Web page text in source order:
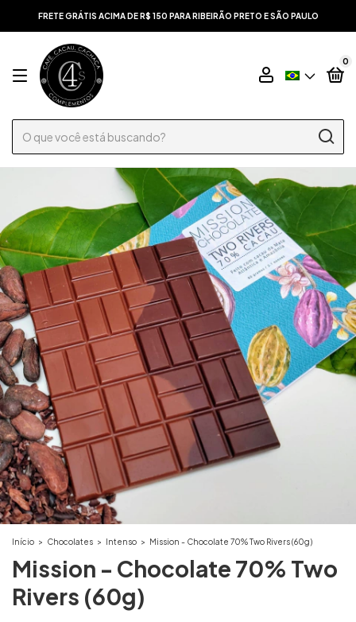
FRETE GRÁTIS ACIMA DE R$ 150 PARA RIBEIRÃO PRETO E SÃO PAULO
0
Início > Chocolates > Intenso > Mission - Chocolate 70% Two Rivers (60g)
Mission - Chocolate 70% Two
Rivers (60g)